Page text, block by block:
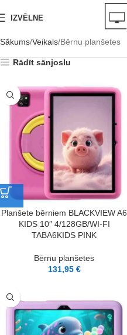
IZVĒLNE
Sākums Veikals Bērnu planšetes
Rādīt sānjoslu
Planšete bērniem BLACKVIEW A6
KIDS 10″ 4/128GB/WI-FI
TABA6KIDS PINK
Bērnu planšetes
131,95 €